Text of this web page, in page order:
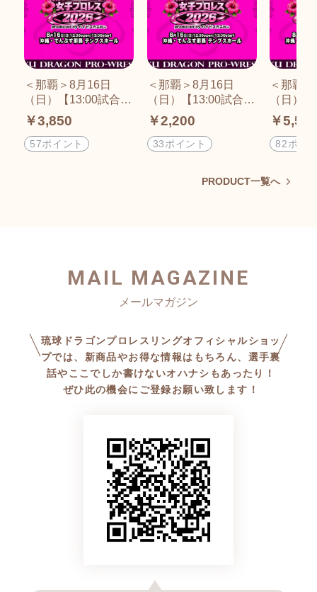
＜那覇＞8月16日
（日）【13:00試合開
始】「ハイビスカス
みぃプロデュース
琉球ドラゴン女子プ
￥3,850
57ポイント
＜那覇＞8月16日
（日）【13:00試合開
始】「ハイビスカス
みぃプロデュース
琉球ドラゴン女子プ
がい者自由席
￥2,200
33ポイント
＜那覇
（日）
始】「
みぃプ
琉球ド
￥
82ポイ
PRODUCT一覧へ
MAIL MAGAZINE
琉球ドラゴンプロレスリングオフィシャルショッ
プでは、新商品やお得な情報はもちろん、選手裏
話やここでしか書けないオハナシもあったり！
ぜひ此の機会にご登録お願い致します！